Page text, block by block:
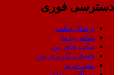
دسترسی فوری
ارسال تیکت
تماس با ما
تیکت های من
حساب کاربری من
سبد خرید